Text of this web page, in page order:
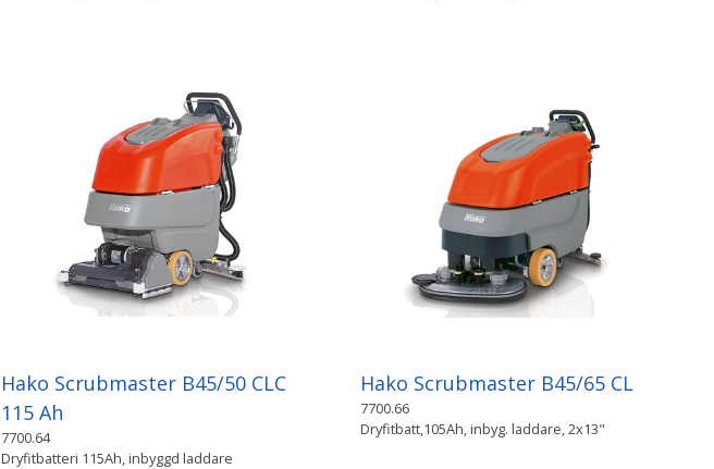
Hako Scrubmaster B45/50 CLC
115 Ah
7700.64
Dryfitbatteri 115Ah, inbyggd laddare
Hako Scrubmaster B45/65 CL
7700.66
Dryfitbatt,105Ah, inbyg. laddare, 2x13"